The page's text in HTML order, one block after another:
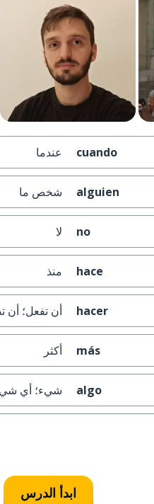
cuando عندما
alguien شخص ما
no لا
hace منذ
hacer أن تفعل؛ أن
más أكثر
algo شيء؛ أي
ابدأ الدرس